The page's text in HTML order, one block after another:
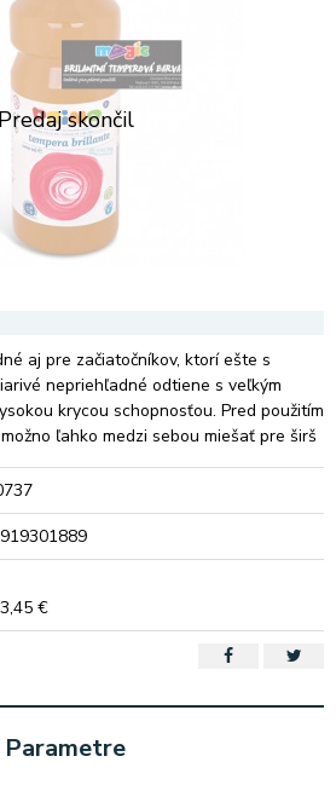
Výpredaj BTS
aj pre začiatočníkov, ktorí ešte s
nepriehľadné odtiene s veľkým
krycou schopnosťou. Pred použitím
ľahko medzi sebou miešať pre širš
€
Parametre